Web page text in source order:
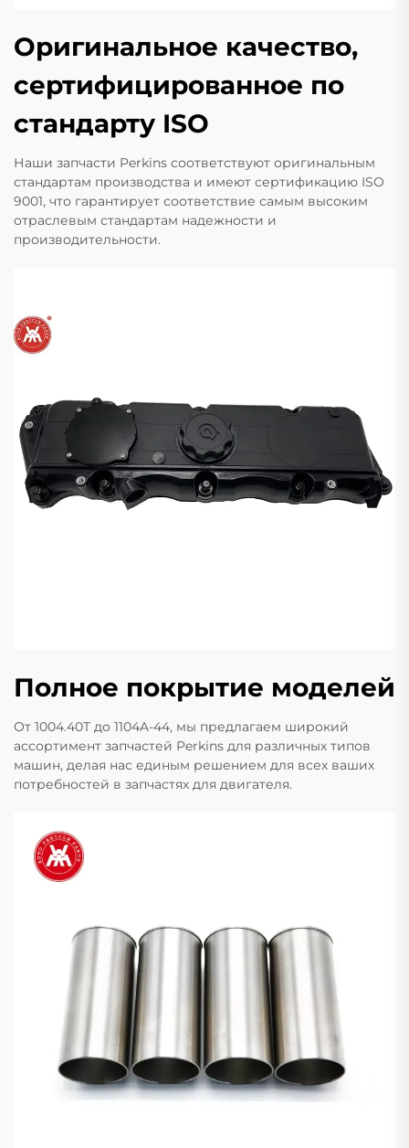
Оригинальное качество,
сертифицированное по
стандарту ISO
Наши запчасти Perkins соответствуют оригинальным
стандартам производства и имеют сертификацию ISO
9001, что гарантирует соответствие самым высоким
отраслевым стандартам надежности и
производительности.
Полное покрытие моделей
От 1004.40T до 1104A-44, мы предлагаем широкий
ассортимент запчастей Perkins для различных типов
машин, делая нас единым решением для всех ваших
потребностей в запчастях для двигателя.